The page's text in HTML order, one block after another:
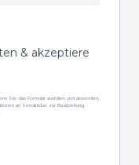
& akzeptiere
Sie das Formular ausfüllen und absenden,
an Sendinblue zur Bearbeitung